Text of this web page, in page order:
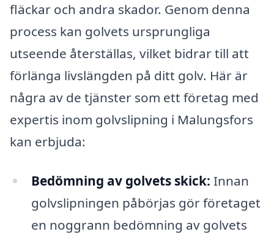
fläckar och andra skador. Genom denna
process kan golvets ursprungliga
utseende återställas, vilket bidrar till att
förlänga livslängden på ditt golv. Här är
några av de tjänster som ett företag med
expertis inom golvslipning i Malungsfors
kan erbjuda:
Bedömning av golvets skick: Innan
golvslipningen påbörjas gör företaget
en noggrann bedömning av golvets